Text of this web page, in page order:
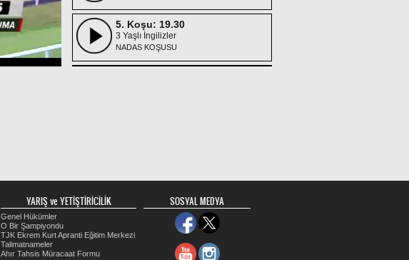
5. Koşu: 19.30
3 Yaşlı İngilizler
NADAS KOŞUSU
8. Koşu: 21.00
9. Koşu: 21.30
YARIŞ ve YETİŞTİRİCİLİK
Genel Hükümler
O Bir Şampiyondu
TJK Ekrem Kurt Apranti Eğitim Merkezi
Talimatnameler
Ahır Tahsis Müracaat Formu
SOSYAL MEDYA